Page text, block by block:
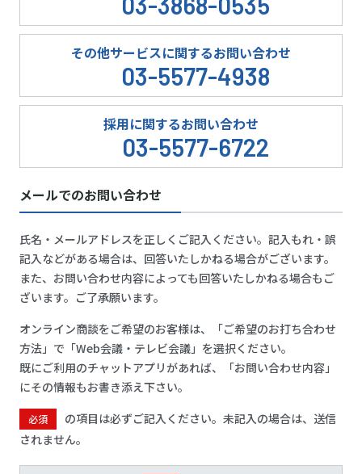
その他サービスに関するお問い合わせ
03-5577-4938
採用に関するお問い合わせ
03-5577-6722
メールでのお問い合わせ
氏名・メールアドレスを正しくご記入ください。記入もれ・誤
記入などがある場合は、回答いたしかねる場合がございます。
また、お問い合わせ内容によっても回答いたしかねる場合もご
ざいます。ご了承願います。
オンライン商談をご希望のお客様は、「ご希望のお打ち合わせ
方法」で「Web会議・テレビ会議」を選択ください。
既にご利用のチャットアプリがあれば、「お問い合わせ内容」
にその情報もお書き添え下さい。
必須
の項目は必ずご記入ください。未記入の場合は、送信
されません。